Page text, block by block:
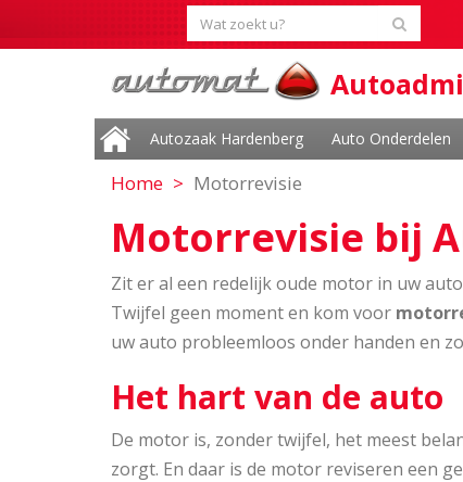
Autozaak Hardenberg Auto Onderdelen
Home Motorrevisie
Motorrevisie bij
Zit er al een redelijk oude motor in uw
Twijfel geen moment en kom voor
uw auto probleemloos onder handen en
Het hart van de auto
De motor is, zonder twijfel, het meest
zorgt. En daar is de motor reviseren een